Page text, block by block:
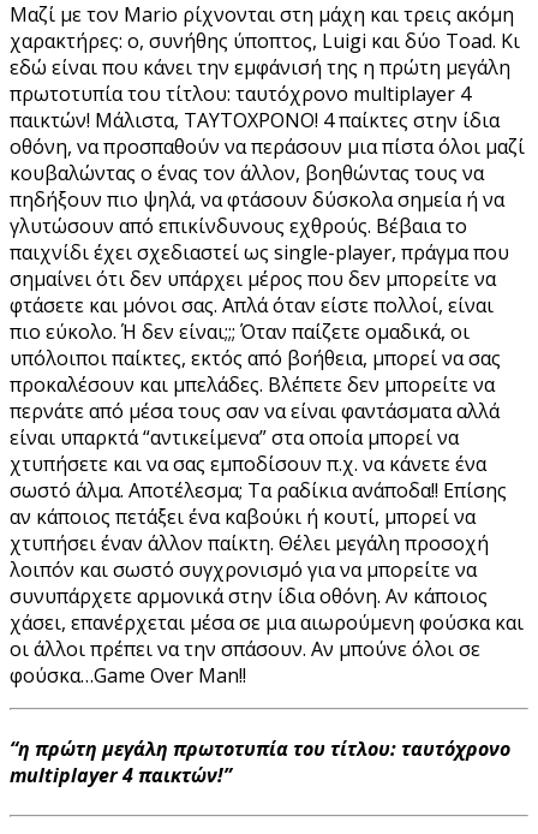
Μαζί με τον Mario ρίχνονται στη μάχη και τρεις ακόμη
χαρακτήρες: ο, συνήθης ύποπτος, Luigi και δύο Toad. Κι
εδώ είναι που κάνει την εμφάνισή της η πρώτη μεγάλη
πρωτοτυπία του τίτλου: ταυτόχρονο multiplayer 4
παικτών! Μάλιστα, ΤΑΥΤΟΧΡΟΝΟ! 4 παίκτες στην ίδια
οθόνη, να προσπαθούν να περάσουν μια πίστα όλοι μαζί
κουβαλώντας ο ένας τον άλλον, βοηθώντας τους να
πηδήξουν πιο ψηλά, να φτάσουν δύσκολα σημεία ή να
γλυτώσουν από επικίνδυνους εχθρούς. Βέβαια το
παιχνίδι έχει σχεδιαστεί ως single-player, πράγμα που
σημαίνει ότι δεν υπάρχει μέρος που δεν μπορείτε να
φτάσετε και μόνοι σας. Απλά όταν είστε πολλοί, είναι
πιο εύκολο. Ή δεν είναι;;; Όταν παίζετε ομαδικά, οι
υπόλοιποι παίκτες, εκτός από βοήθεια, μπορεί να σας
προκαλέσουν και μπελάδες. Βλέπετε δεν μπορείτε να
περνάτε από μέσα τους σαν να είναι φαντάσματα αλλά
είναι υπαρκτά “αντικείμενα” στα οποία μπορεί να
χτυπήσετε και να σας εμποδίσουν π.χ. να κάνετε ένα
σωστό άλμα. Αποτέλεσμα; Τα ραδίκια ανάποδα!! Επίσης
αν κάποιος πετάξει ένα καβούκι ή κουτί, μπορεί να
χτυπήσει έναν άλλον παίκτη. Θέλει μεγάλη προσοχή
λοιπόν και σωστό συγχρονισμό για να μπορείτε να
συνυπάρχετε αρμονικά στην ίδια οθόνη. Αν κάποιος
χάσει, επανέρχεται μέσα σε μια αιωρούμενη φούσκα και
οι άλλοι πρέπει να την σπάσουν. Αν μπούνε όλοι σε
φούσκα…Game Over Man!!
“η πρώτη μεγάλη πρωτοτυπία του τίτλου: ταυτόχρονο
multiplayer 4 παικτών!”